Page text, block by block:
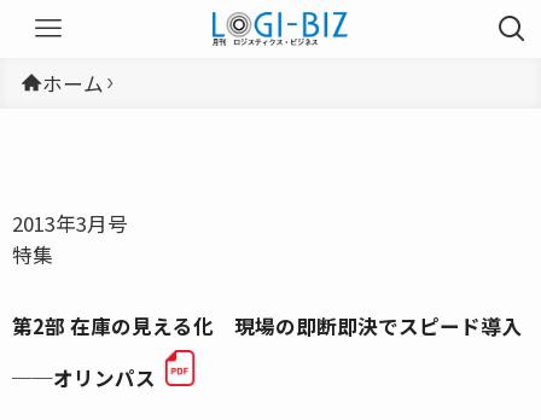
ホーム
2013年3月号
特集
第2部 在庫の見える化 現場の即断即決でスピード導入
──オリンパス